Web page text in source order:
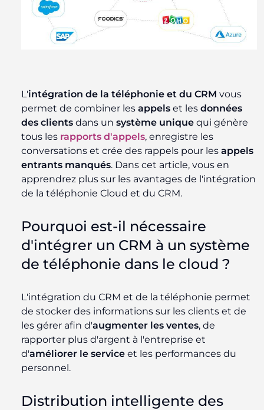
L'intégration de la téléphonie et du CRM vous
permet de combiner les appels et les données
des clients dans un système unique qui génère
tous les rapports d'appels, enregistre les
conversations et crée des rappels pour les appels
entrants manqués. Dans cet article, vous en
apprendrez plus sur les avantages de l'intégration
de la téléphonie Cloud et du CRM.
Pourquoi est-il nécessaire
d'intégrer un CRM à un système
de téléphonie dans le cloud ?
L'intégration du CRM et de la téléphonie permet
de stocker des informations sur les clients et de
les gérer afin d'augmenter les ventes, de
rapporter plus d'argent à l'entreprise et
d'améliorer le service et les performances du
personnel.
Distribution intelligente des